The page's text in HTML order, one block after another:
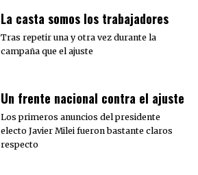
La casta somos los trabajadores
Tras repetir una y otra vez durante la
campaña que el ajuste
Un frente nacional contra el ajuste
Los primeros anuncios del presidente
electo Javier Milei fueron bastante claros
respecto